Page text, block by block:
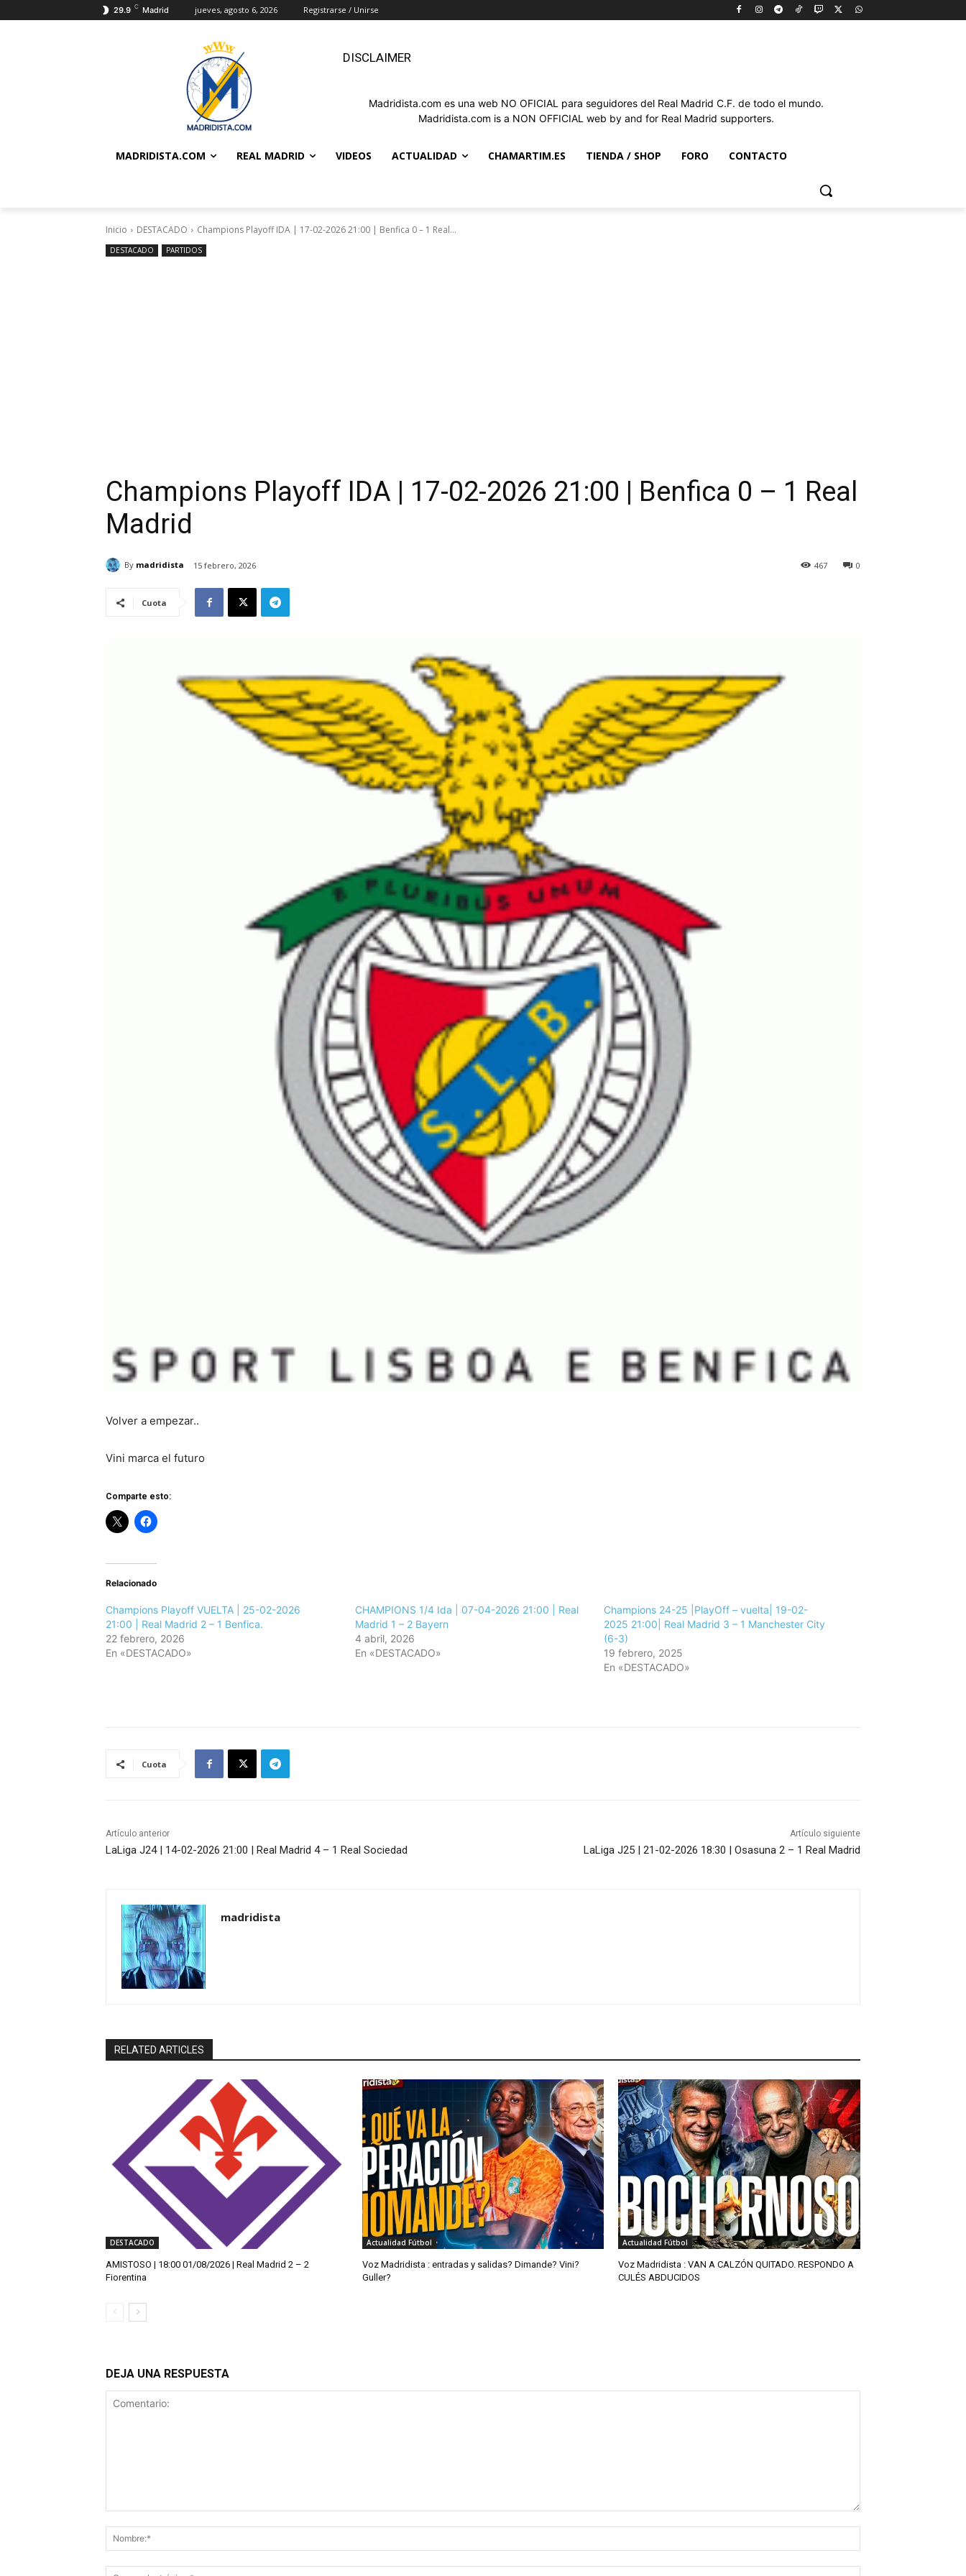
29.9 C Madrid jueves, agosto 6, 2026 Registrarse / Unirse
DISCLAIMER
Madridista.com es una web NO OFICIAL para seguidores del Real Madrid C.F. de todo el mundo.
Madridista.com is a NON OFFICIAL web by and for Real Madrid supporters.
MADRIDISTA.COM REAL MADRID VIDEOS ACTUALIDAD CHAMARTIM.ES TIENDA / SHOP FORO CONTACTO
Inicio DESTACADO Champions Playoff IDA | 17-02-2026 21:00 | Benfica 0 – 1 Real...
DESTACADO PARTIDOS
Champions Playoff IDA | 17-02-2026 21:00 | Benfica 0 – 1 Real
Madrid
By madridista 15 febrero, 2026 0
467
Cuota
Volver a empezar..
Vini marca el futuro
Comparte esto:
Relacionado
Champions Playoff VUELTA | 25-02-2026
21:00 | Real Madrid 2 – 1 Benfica.
22 febrero, 2026
En «DESTACADO»
CHAMPIONS 1/4 Ida | 07-04-2026 21:00 | Real
Madrid 1 – 2 Bayern
4 abril, 2026
En «DESTACADO»
Champions 24-25 |PlayOff – vuelta| 19-02-
2025 21:00| Real Madrid 3 – 1 Manchester City
(6-3)
19 febrero, 2025
En «DESTACADO»
Cuota
Artículo anterior
LaLiga J24 | 14-02-2026 21:00 | Real Madrid 4 – 1 Real Sociedad
Artículo siguiente
LaLiga J25 | 21-02-2026 18:30 | Osasuna 2 – 1 Real Madrid
madridista
RELATED ARTICLES
DESTACADO
AMISTOSO | 18:00 01/08/2026 | Real Madrid 2 – 2
Fiorentina
Actualidad Fútbol
Voz Madridista : entradas y salidas? Dimande? Vini?
Guller?
Actualidad Fútbol
Voz Madridista : VAN A CALZÓN QUITADO. RESPONDO A
CULÉS ABDUCIDOS
DEJA UNA RESPUESTA